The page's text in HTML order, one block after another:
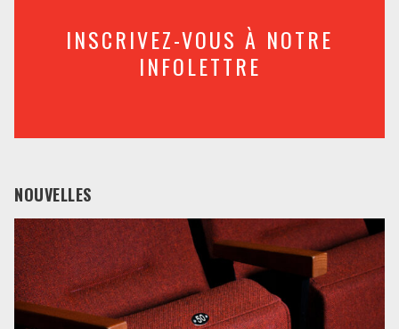
INSCRIVEZ-VOUS À NOTRE
INFOLETTRE
NOUVELLES